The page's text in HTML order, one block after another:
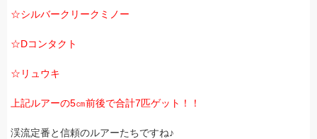
☆シルバークリークミノー
☆Dコンタクト
☆リュウキ
上記ルアーの5㎝前後で合計7匹ゲット！！
渓流定番と信頼のルアーたちですね♪